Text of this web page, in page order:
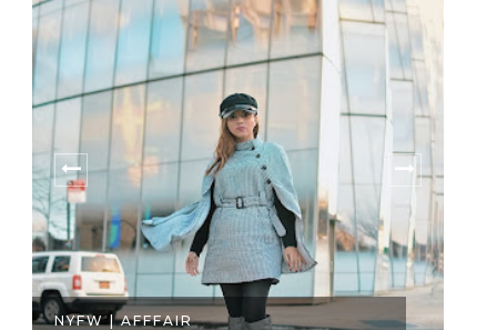
NYFW | AFFFAIR